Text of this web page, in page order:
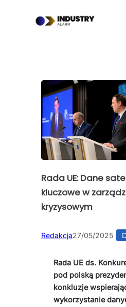
Rada UE: Dane
kluczowe w
kryzysowym
Redakcja27/05/2025
Rada UE ds.
pod polską
konkluzje
wykorzystanie